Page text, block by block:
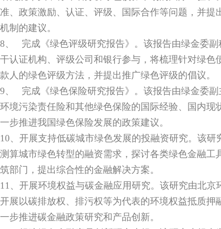
准、政策激励、认证、评级、国际合作等问题，并提
机制的建议。
8、 完成《绿色评级研究报告》。该报告由绿金委
干认证机构、评级公司和银行参与，将梳理针对绿色
款人的绿色评级方法，并提出推广绿色评级的倡议。
9、 完成《绿色保险研究报告》。该报告由绿金委
环境污染责任险和其他绿色保险的国际经验、国内现
一步推进我国绿色保险发展的政策建议。
10、开展支持低碳城市绿色发展的投融资研究。该研
测算城市绿色转型的融资需求，探讨各类绿色金融工
筑部门，提出综合性的金融解决方案。
11、开展环境权益与碳金融应用研究。该研究由北京
开展以碳排放权、排污权等为代表的环境权益抵质押
一步推进碳金融政策研究和产品创新。